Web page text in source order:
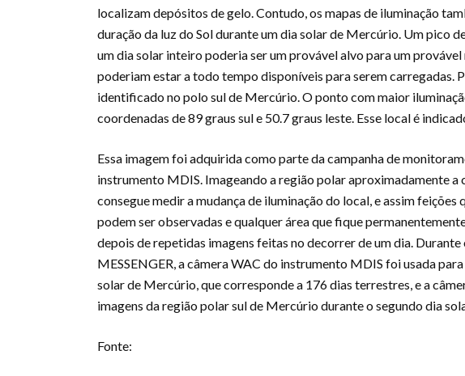
localizam depósitos de gelo. Contudo, os mapas de iluminação
duração da luz do Sol durante um dia solar de Mercúrio. Um pico
um dia solar inteiro poderia ser um provável alvo para um
poderiam estar a todo tempo disponíveis para serem carregadas.
identificado no polo sul de Mercúrio. O ponto com maior
coordenadas de 89 graus sul e 50.7 graus leste. Esse local é
Essa imagem foi adquirida como parte da campanha de
instrumento MDIS. Imageando a região polar aproximadamente a
consegue medir a mudança de iluminação do local, e assim
podem ser observadas e qualquer área que fique
depois de repetidas imagens feitas no decorrer de um dia.
MESSENGER, a câmera WAC do instrumento MDIS foi usada
solar de Mercúrio, que corresponde a 176 dias terrestres, e a
imagens da região polar sul de Mercúrio durante o segundo dia
Fonte: